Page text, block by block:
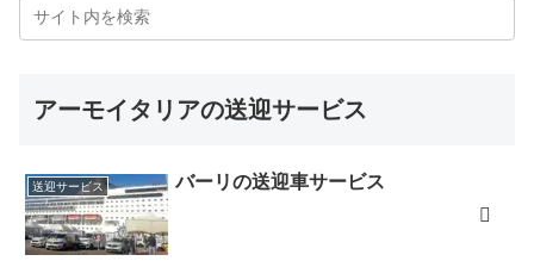
アーモイタリアの送迎サービス
送迎サービス バーリの送迎車サービス